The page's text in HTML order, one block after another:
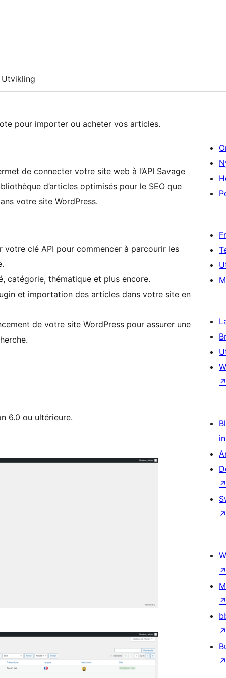
Utvikling
pour importer ou acheter vos articles.
de connecter votre site web à l’API Savage
d’articles optimisés pour le SEO que
votre site WordPress.
clé API pour commencer à parcourir les
catégorie, thématique et plus encore.
et importation des articles dans votre site en
de votre site WordPress pour assurer une
6.0 ou ultérieure.
↗
↗
↗
↗
↗
↗
↗